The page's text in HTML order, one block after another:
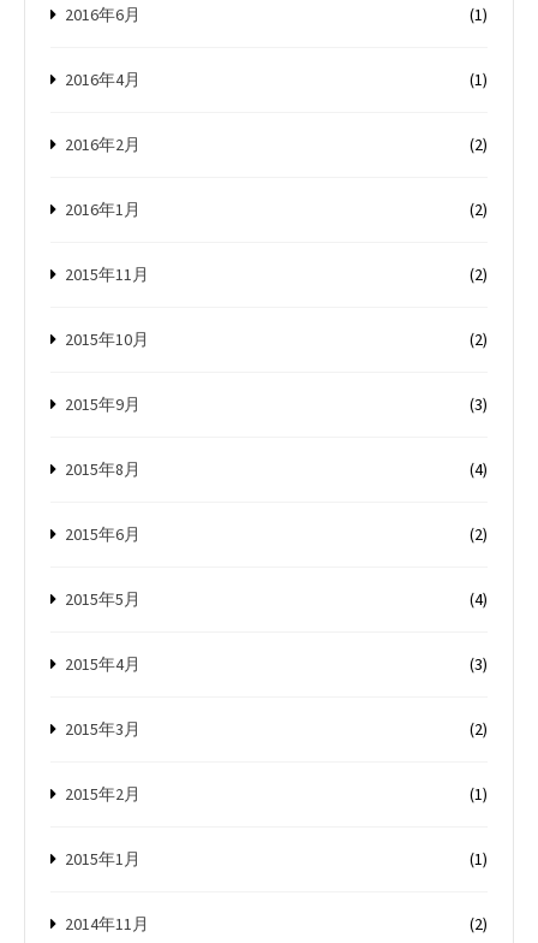
2016年6月 (1)
2016年4月 (1)
2016年2月 (2)
2016年1月 (2)
2015年11月 (2)
2015年10月 (2)
2015年9月 (3)
2015年8月 (4)
2015年6月 (2)
2015年5月 (4)
2015年4月 (3)
2015年3月 (2)
2015年2月 (1)
2015年1月 (1)
2014年11月 (2)